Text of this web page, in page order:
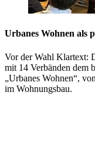
Urbanes Wohnen als
Vor der Wahl Klartext:
mit 14 Verbänden dem
„Urbanes Wohnen“,
im Wohnungsbau.